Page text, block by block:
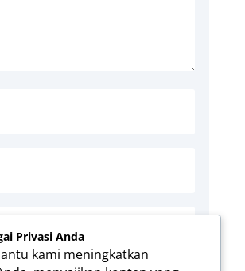
Privasi Anda
kami meningkatkan